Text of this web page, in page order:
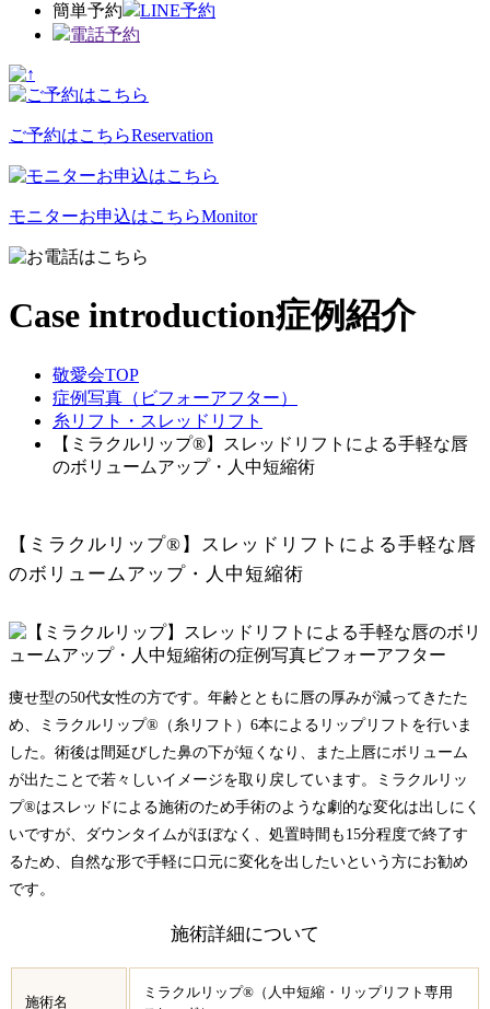
簡単予約
LINE予約
電話予約
ご予約はこちらReservation
モニターお申込はこちらMonitor
Case introduction症例紹介
敬愛会TOP
症例写真（ビフォーアフター）
糸リフト・スレッドリフト
【ミラクルリップ®】スレッドリフトによる手軽な唇
のボリュームアップ・人中短縮術
【ミラクルリップ®】スレッドリフトによる手軽な唇
のボリュームアップ・人中短縮術
痩せ型の50代女性の方です。年齢とともに唇の厚みが減ってきたた
め、ミラクルリップ®（糸リフト）6本によるリップリフトを行いま
した。術後は間延びした鼻の下が短くなり、また上唇にボリューム
が出たことで若々しいイメージを取り戻しています。ミラクルリッ
プ®はスレッドによる施術のため手術のような劇的な変化は出しにく
いですが、ダウンタイムがほぼなく、処置時間も15分程度で終了す
るため、自然な形で手軽に口元に変化を出したいという方にお勧め
です。
施術詳細について
施術名
ミラクルリップ®（人中短縮・リップリフト専用